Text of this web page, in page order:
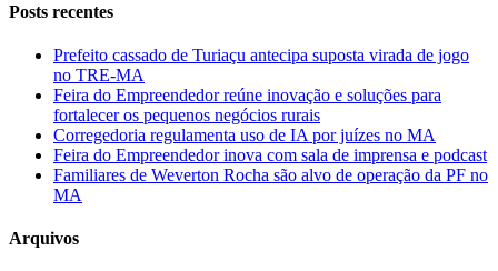
Posts recentes
Prefeito cassado de Turiaçu antecipa suposta virada de jogo
no TRE-MA
Feira do Empreendedor reúne inovação e soluções para
fortalecer os pequenos negócios rurais
Corregedoria regulamenta uso de IA por juízes no MA
Feira do Empreendedor inova com sala de imprensa e podcast
Familiares de Weverton Rocha são alvo de operação da PF no
MA
Arquivos